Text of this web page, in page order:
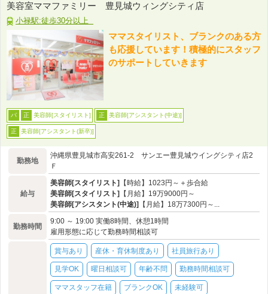
美容室ママファミリー 豊見城ウィングシティ店
小禄駅:徒歩30分以上
ママスタイリスト、ブランクのある方
も応援しています！積極的にスタッフ
のサポートしていきます
パ 正 美容師[スタイリスト] 正 美容師[アシスタント(中途)]
正 美容師[アシスタント(新卒)]
勤務地
沖縄県豊見城市高安261-2 サンエー豊見城ウイングシティ店2
Ｆ
給与
美容師[スタイリスト]
【時給】1023円～＋歩合給
美容師[スタイリスト]
【月給】19万9000円～
美容師[アシスタント(中途)]
【月給】18万7300円～...
勤務時間
9:00 ～ 19:00 実働8時間、休憩1時間
雇用形態に応じて勤務時間相談可
賞与あり 産休・育休制度あり 社員旅行あり
見学OK 曜日相談可 年齢不問 勤務時間相談可
ママスタッフ在籍 ブランクOK 未経験可